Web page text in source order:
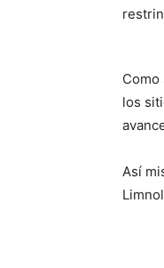
Como
los
Así